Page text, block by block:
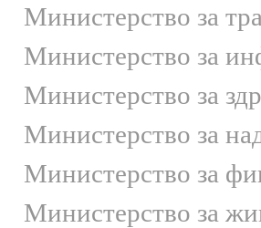
Министерство за
Министерство за
Министерство за
Министерство за
Министерство за
Министерство за